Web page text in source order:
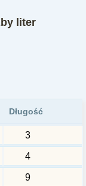
liter
Długość
3
4
9